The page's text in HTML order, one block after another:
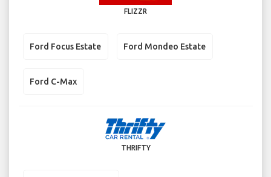
FLIZZR
Ford Focus Estate Ford Mondeo Estate
Ford C-Max
THRIFTY